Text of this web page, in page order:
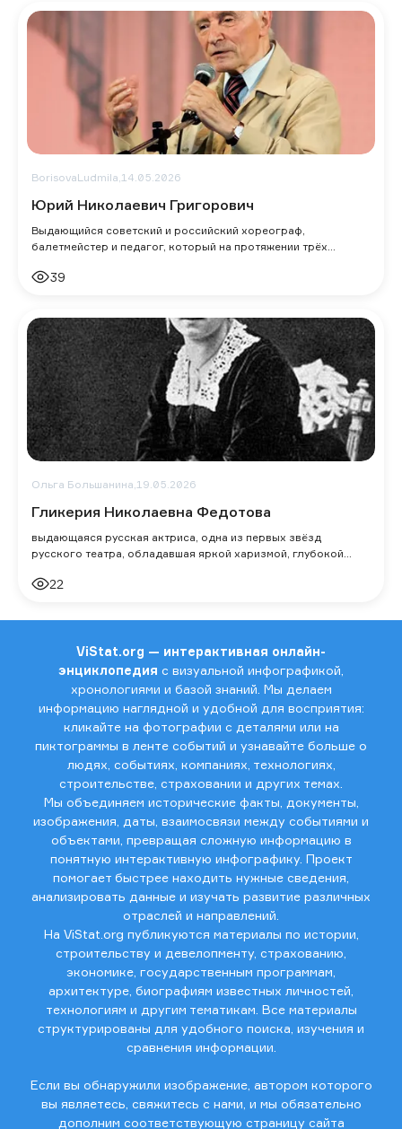
BorisovaLudmila, 14.05.2026
Юрий Николаевич Григорович
Выдающийся советский и российский хореограф,
балетмейстер и педагог, который на протяжении трёх
39
Ольга Большанина, 19.05.2026
Гликерия Николаевна Федотова
выдающаяся русская актриса, одна из первых звёзд
русского театра, обладавшая яркой харизмой, глубокой
22
ViStat.org — интерактивная онлайн-
энциклопедия с визуальной инфографикой,
хронологиями и базой знаний. Мы делаем
информацию наглядной и удобной для восприятия:
кликайте на фотографии с деталями или на
пиктограммы в ленте событий и узнавайте больше о
людях, событиях, компаниях, технологиях,
строительстве, страховании и других темах.
Мы объединяем исторические факты, документы,
изображения, даты, взаимосвязи между событиями и
объектами, превращая сложную информацию в
понятную интерактивную инфографику. Проект
помогает быстрее находить нужные сведения,
анализировать данные и изучать развитие различных
отраслей и направлений.
На ViStat.org публикуются материалы по истории,
строительству и девелопменту, страхованию,
экономике, государственным программам,
архитектуре, биографиям известных личностей,
технологиям и другим тематикам. Все материалы
структурированы для удобного поиска, изучения и
сравнения информации.
Если вы обнаружили изображение, автором которого
вы являетесь, свяжитесь с нами, и мы обязательно
дополним соответствующую страницу сайта